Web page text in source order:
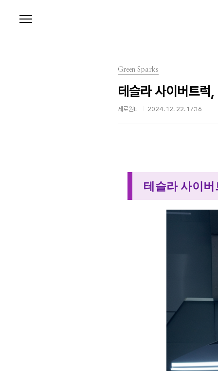
Green Sparks
테슬라 사이버트럭
제로원E 2024. 12. 22. 17:16
테슬라 사이